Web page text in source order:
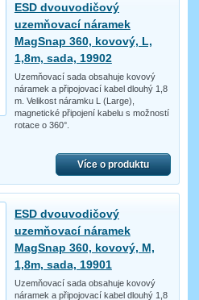
ESD dvouvodičový
uzemňovací náramek
MagSnap 360, kovový, L,
1,8m, sada, 19902
Uzemňovací sada obsahuje kovový
náramek a připojovací kabel dlouhý 1,8
m. Velikost náramku L (Large),
magnetické připojení kabelu s možností
rotace o 360°.
Více o produktu
ESD dvouvodičový
uzemňovací náramek
MagSnap 360, kovový, M,
1,8m, sada, 19901
Uzemňovací sada obsahuje kovový
náramek a připojovací kabel dlouhý 1,8